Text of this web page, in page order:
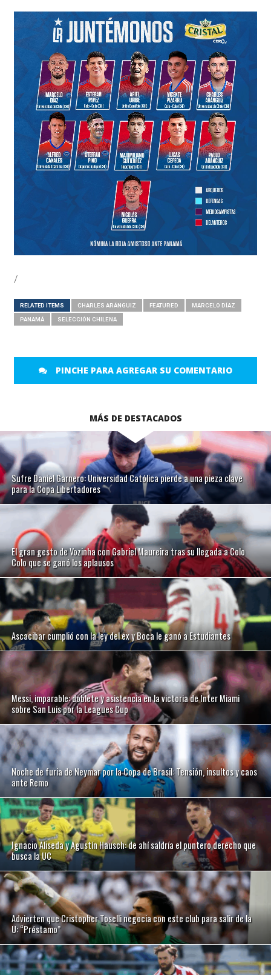
/
RELATED ITEMS CHARLES ARÁNGUIZ FEATURED MARCELO DÍAZ
PANAMÁ SELECCIÓN CHILENA
PINCHE PARA AGREGAR SU COMENTARIO
MÁS DE DESTACADOS
Sufre Daniel Garnero: Universidad Católica pierde a una pieza clave
para la Copa Libertadores
El gran gesto de Vozinha con Gabriel Maureira tras su llegada a Colo
Colo que se ganó los aplausos
Ascacibar cumplió con la ley del ex y Boca le ganó a Estudiantes
Messi, imparable: doblete y asistencia en la victoria de Inter Miami
sobre San Luis por la Leagues Cup
Noche de furia de Neymar por la Copa de Brasil: Tensión, insultos y caos
ante Remo
Ignacio Aliseda y Agustín Hausch: de ahí saldría el puntero derecho que
busca la UC
Advierten que Cristopher Toselli negocia con este club para salir de la
U: “Préstamo”